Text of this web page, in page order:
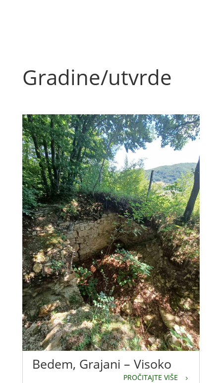
Gradine/utvrde
Bedem, Grajani – Visoko
PROČITAJTE VIŠE